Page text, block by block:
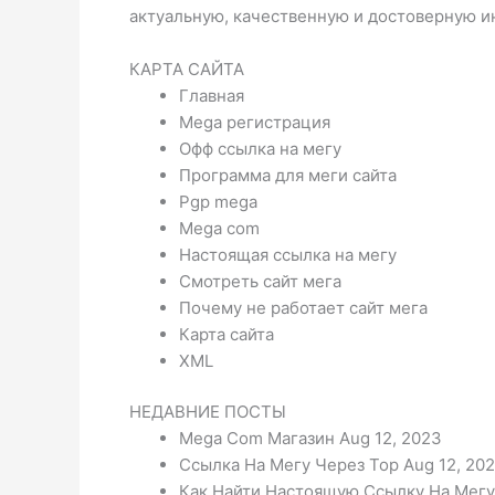
актуальную, качественную и достоверную
КАРТА САЙТА
Главная
Mega регистрация
Офф ссылка на мегу
Программа для меги сайта
Pgp mega
Mega com
Настоящая ссылка на мегу
Смотреть сайт мега
Почему не работает сайт мега
Карта сайта
XML
НЕДАВНИЕ ПОСТЫ
Mega Com Магазин Aug 12, 2023
Ссылка На Мегу Через Тор Aug 12,